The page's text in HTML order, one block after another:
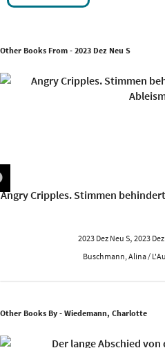
Other Books From - 2023 Dez Neu S
Angry Cripples. Stimmen
2023 Dez Neu S, 2023
Buschmann, Alina /
Other Books By - Wiedemann, Charlotte